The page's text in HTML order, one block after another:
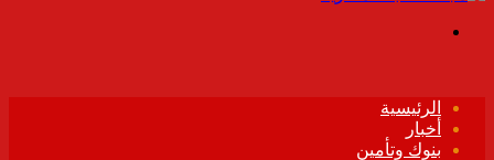
الرئيسية
أخبار
بنوك وتأمين